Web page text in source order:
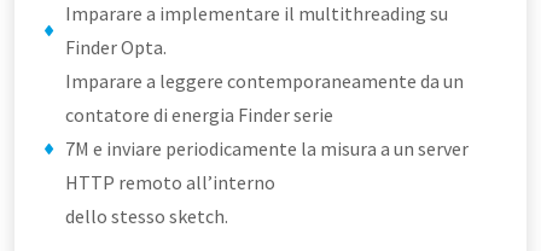
Imparare a implementare il multithreading su
Finder Opta.
Imparare a leggere contemporaneamente da un
contatore di energia Finder serie
7M e inviare periodicamente la misura a un server
HTTP remoto all’interno
dello stesso sketch.